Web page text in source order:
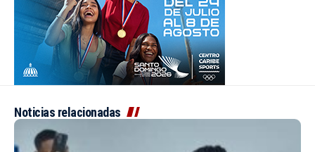
Noticias relacionadas